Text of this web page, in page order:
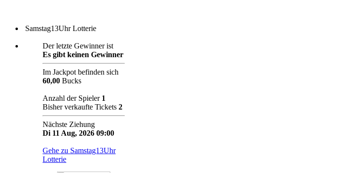
Samstag13Uhr Lotterie
Der letzte Gewinner ist
Es gibt keinen Gewinner
Im Jackpot befinden sich
60,00 Bucks
Anzahl der Spieler 1
Bisher verkaufte Tickets 2
Nächste Ziehung
Di 11 Aug, 2026 09:00
Gehe zu Samstag13Uhr
Lotterie